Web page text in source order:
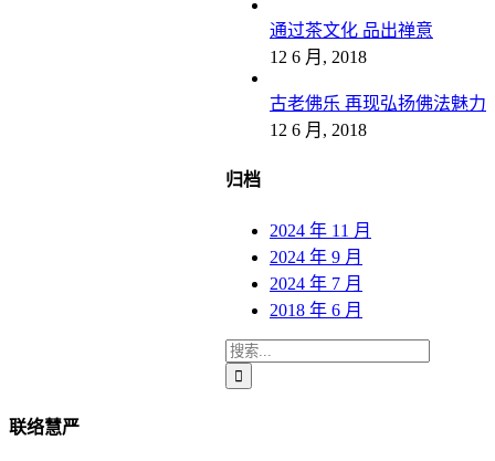
通过茶文化 品出禅意
12 6 月, 2018
古老佛乐 再现弘扬佛法魅力
12 6 月, 2018
归档
2024 年 11 月
2024 年 9 月
2024 年 7 月
2018 年 6 月
搜
索...
联络慧严